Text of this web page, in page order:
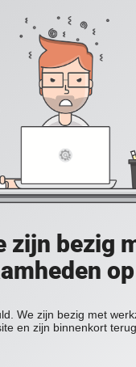
zijn bezig
We zijn bezig met
en zijn binnenkort terug.